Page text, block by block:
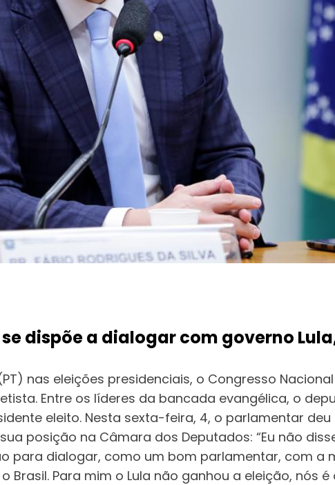
dispõe a dialogar com governo
nas eleições presidenciais, o Congresso
Entre os líderes da bancada evangélica, o
eleito. Nesta sexta-feira, 4, o parlamentar
posição na Câmara dos Deputados: “Eu não
para dialogar, como um bom parlamentar, com a
Para mim o Lula não ganhou a eleição, nós